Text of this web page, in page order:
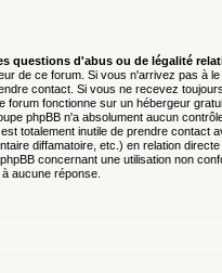
questions d'abus ou de légalité
de ce forum. Si vous n'arrivez pas à
contact. Si vous ne recevez
forum fonctionne sur un hébergeur
phpBB n'a absolument aucun
totalement inutile de prendre
diffamatoire, etc.) en relation
concernant une utilisation non
aucune réponse.